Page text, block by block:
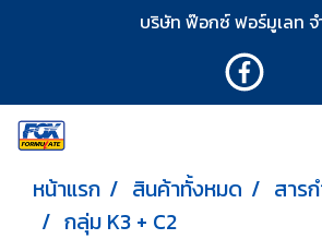
บริษัท ฟ๊อกซ์ ฟอร์มูเลท
หน้าแรก สินค้าทั้งหมด
สาร
กลุ่ม K3 + C2